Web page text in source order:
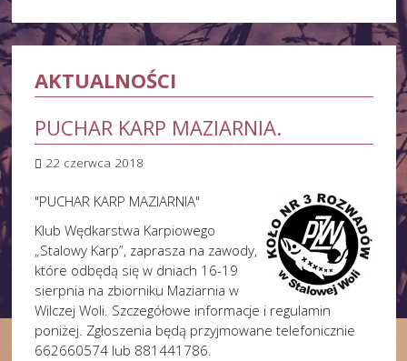
AKTUALNOŚCI
PUCHAR KARP MAZIARNIA.
22 czerwca 2018
"PUCHAR KARP MAZIARNIA"
Klub Wędkarstwa Karpiowego
„Stalowy Karp”, zaprasza na zawody,
które odbędą się w dniach 16-19
sierpnia na zbiorniku Maziarnia w
Wilczej Woli. Szczegółowe informacje i regulamin
poniżej. Zgłoszenia będą przyjmowane telefonicznie
662660574 lub 881441786.